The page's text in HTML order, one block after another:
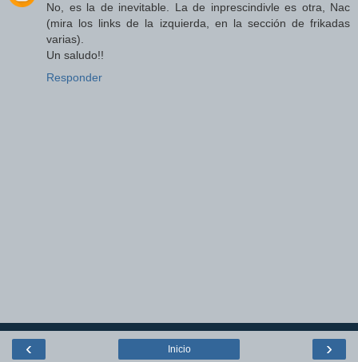
No, es la de inevitable. La de inprescindivle es otra, Nac
(mira los links de la izquierda, en la sección de frikadas
varias).
Un saludo!!
Responder
‹ ›
Inicio